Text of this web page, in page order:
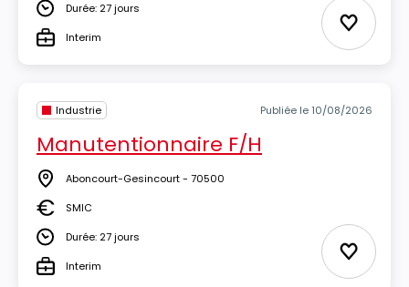
DuréeDurée: 27 jours
TypeInterim Ajouter
Industrie Publiée le 10/08/2026
Manutentionnaire F/H
Lieu Aboncourt-Gesincourt - 70500
Salaire
SMIC
DuréeDurée: 27 jours
TypeInterim Ajouter